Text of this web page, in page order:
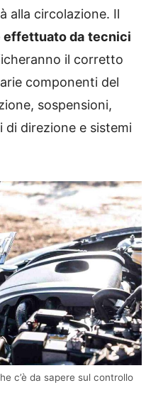
alla circolazione. Il
effettuato da tecnici
il corretto
componenti del
sospensioni,
direzione e sistemi
c’è da sapere sul controllo